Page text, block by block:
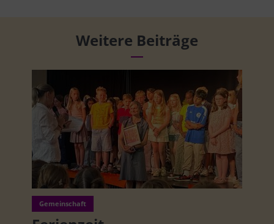
Weitere Beiträge
Gemeinschaft